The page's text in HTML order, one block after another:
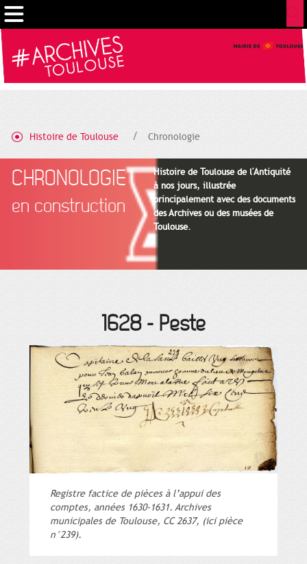
Histoire de Toulouse Chronologie
CHRONOLOGIE
en construction
Histoire de Toulouse de l'Antiquité
à nos jours, illustrée
principalement avec des documents
des Archives ou des musées de
Toulouse.
1628- Peste
Registre factice de pièces à l’appui des
comptes, années 1630-1631. Archives
municipales de Toulouse, CC 2637, (ici pièce
n°239).
Gestion de vos préférences sur les cookies